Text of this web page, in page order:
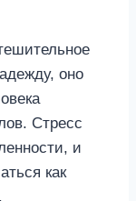
оно
Стресс
и
как